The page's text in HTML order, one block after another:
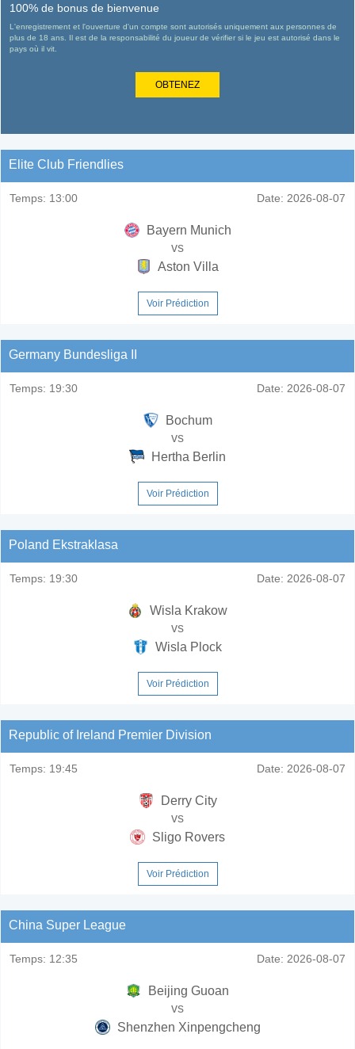
100% de bonus de bienvenue
L'enregistrement et l'ouverture d'un compte sont autorisés uniquement aux personnes de
plus de 18 ans. Il est de la responsabilité du joueur de vérifier si le jeu est autorisé dans le
pays où il vit.
OBTENEZ
Elite Club Friendlies
Temps: 13:00 Date: 2026-08-07
Bayern Munich
vs
Aston Villa
Voir Prédiction
Germany Bundesliga II
Temps: 19:30 Date: 2026-08-07
Bochum
vs
Hertha Berlin
Voir Prédiction
Poland Ekstraklasa
Temps: 19:30 Date: 2026-08-07
Wisla Krakow
vs
Wisla Plock
Voir Prédiction
Republic of Ireland Premier Division
Temps: 19:45 Date: 2026-08-07
Derry City
vs
Sligo Rovers
Voir Prédiction
China Super League
Temps: 12:35 Date: 2026-08-07
Beijing Guoan
vs
Shenzhen Xinpengcheng